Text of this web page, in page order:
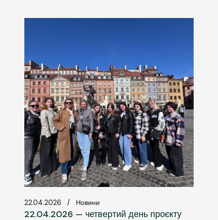
22.04.2026 Новини
22.04.2026 — четвертий день проєкту